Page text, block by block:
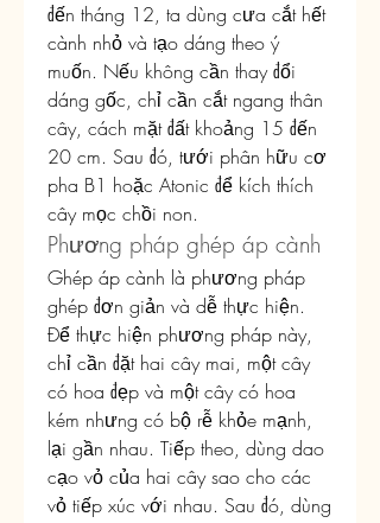
đến tháng 12, ta dùng cưa cắt hết
cành nhỏ và tạo dáng theo ý
muốn. Nếu không cần thay đổi
dáng gốc, chỉ cần cắt ngang thân
cây, cách mặt đất khoảng 15 đến
20 cm. Sau đó, tưới phân hữu cơ
pha B1 hoặc Atonic để kích thích
cây mọc chồi non.
Phương pháp ghép áp cành
Ghép áp cành là phương pháp
ghép đơn giản và dễ thực hiện.
Để thực hiện phương pháp này,
chỉ cần đặt hai cây mai, một cây
có hoa đẹp và một cây có hoa
kém nhưng có bộ rễ khỏe mạnh,
lại gần nhau. Tiếp theo, dùng dao
cạo vỏ của hai cây sao cho các
vỏ tiếp xúc với nhau. Sau đó, dùng